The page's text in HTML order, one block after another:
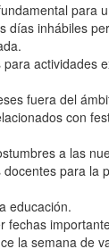
para
días inhábiles
actividades
fuera del
con
a las
para la
educación.
la semana de